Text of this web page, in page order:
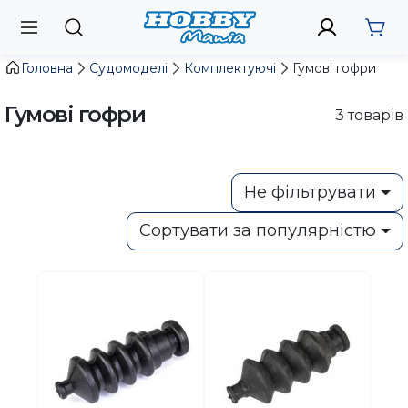
Головна Судомоделі Комплектуючі Гумові гофри
Гумові гофри 3 товарів
Не фільтрувати
Сортувати за популярністю